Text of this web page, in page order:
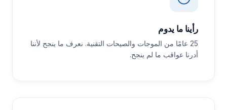
رأينا ما يدوم
25 عامًا من الموجات والصيحات التقنية. نعرف ما ينجح لأننا
أدرنا عواقب ما لم ينجح.